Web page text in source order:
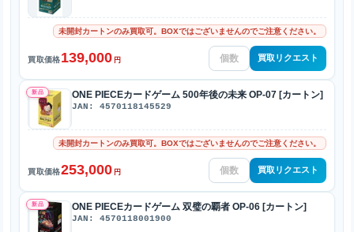
未開封カートンのみ買取可。BOXではございませんのでご注意ください。
買取価格139,000 円 買取リクエスト
新品 ONE PIECEカードゲーム 500年後の未来 OP-07 [カートン]
JAN: 4570118145529
未開封カートンのみ買取可。BOXではございませんのでご注意ください。
買取価格253,000 円 買取リクエスト
新品 ONE PIECEカードゲーム 双璧の覇者 OP-06 [カートン]
JAN: 4570118001900